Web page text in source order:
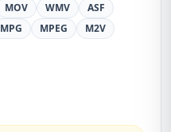
MOV WMV
ASF
MPG MPEG
M2V